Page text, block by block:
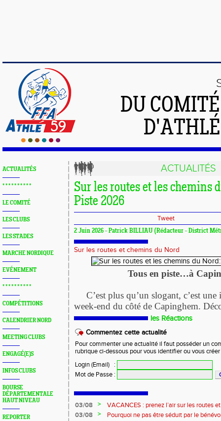
DU
ACTUALITÉS
* * * * * * * * * *
LE COMITÉ
LES CLUBS
LES STADES
MARCHE NORDIQUE
EVÉNEMENT
* * * * * * * * * *
COMPÉTITIONS
CALENDRIER NORD
MEETING CLUBS
ENGAGÉ(E)S
INFOS CLUBS
BOURSE
DÉPARTEMENTALE
HAUT NIVEAU
REPORTER
ACTUALITÉS
Sur les routes et les chemins
Piste 2026
Tweet
2 Juin 2026 - Patrick BILLIAU (Rédacteur - District
Sur les routes et chemins du Nord
Tous en piste…à
C’est plus qu’un slogant, c’est
week-end du côté de Capinghem.
les Réactions
Commentez cette actualité
Pour commenter une actualité il faut posséder un
rubrique ci-dessous pour vous identifier ou vous
Login (Email)
:
Mot de Passe :
03/08 >
VACANCES : prenez l’air sur les routes
03/08
>
Pourquoi ne pas être séduit par le